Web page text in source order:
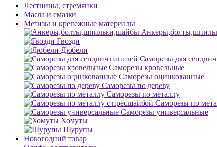
Лестницы, стремянки
Масла и смазки
Метизы и крепежные материалы
Гвозди
Дюбели
Саморезы для
Саморезы кровельные
Саморезы оцинкованные
Саморезы по дереву
Саморезы по металлу
Саморезы по
Саморезы универсальные
Хомуты
Шурупы
Новогодний товар